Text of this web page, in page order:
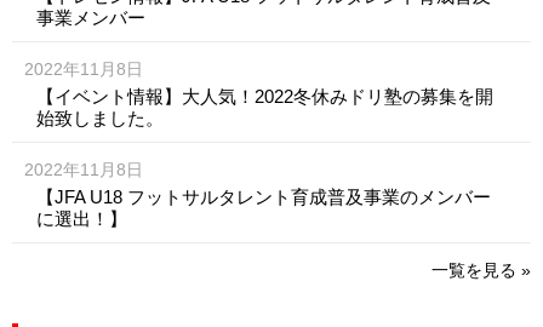
事業メンバー
2022年11月8日
【イベント情報】大人気！2022冬休みドリ塾の募集を開
始致しました。
2022年11月8日
【JFA U18 フットサルタレント育成普及事業のメンバー
に選出！】
一覧を見る »